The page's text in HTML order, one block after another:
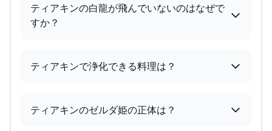
ティアキンの白龍が飛んでいないのはなぜで
すか？
ティアキンで浄化できる料理は？
ティアキンのゼルダ姫の正体は？